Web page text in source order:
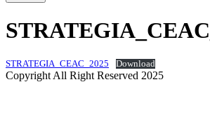
STRATEGIA_CEAC_2025 Download
Copyright All Right Reserved 2025